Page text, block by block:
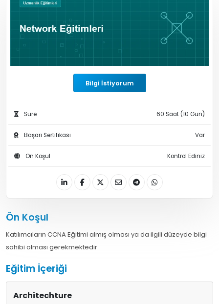
Bilgi İstiyorum
Süre 60 Saat (10 Gün)
Başarı Sertifikası Var
Ön Koşul Kontrol Ediniz
Ön Koşul
Katılımcıların CCNA Eğitimi almış olması ya da ilgili düzeyde bilgi
sahibi olması gerekmektedir.
Eğitim İçeriği
Architechture